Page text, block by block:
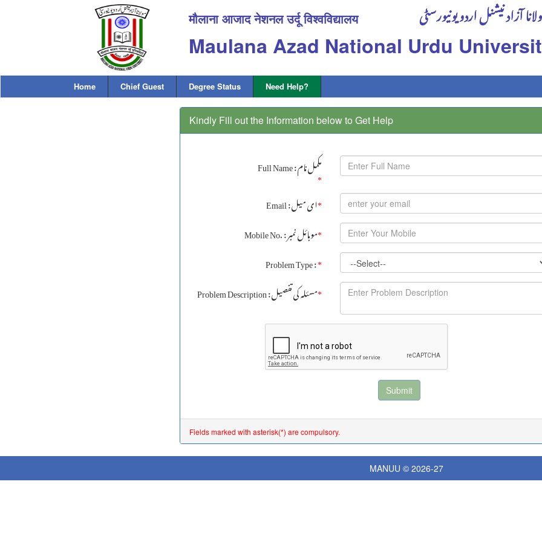
मौलाना आजाद नेशनल उर्दू विश्वविद्यालय آزاد نیشنل اردو یونیورسٹی
Maulana Azad National Urdu
Home Chief Guest Degree Status Need Help?
Kindly Fill out the Information below to Get Help
Full Name : مکمل نام
*
Email : ای میل*
Mobile No. : موبائل نمبر*
Problem Type :*
Problem Description : مسئلہ کی تفصیل*
Submit
Fields marked with asterisk(*) are compulsory.
MANUU © 2026-27